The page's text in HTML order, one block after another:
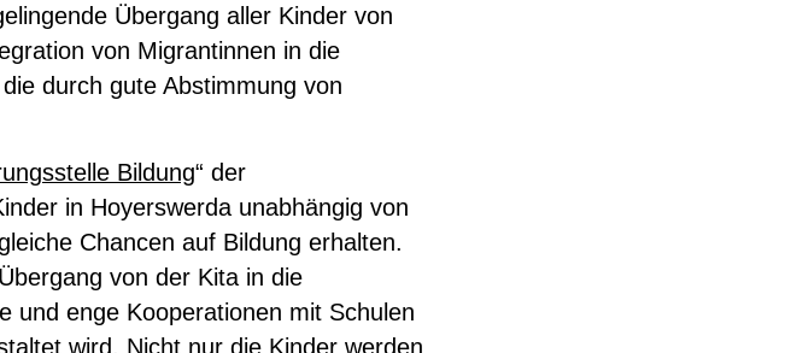
Übergang aller Kinder von
von Migrantinnen in die
durch gute Abstimmung von
Bildung“ der
in Hoyerswerda unabhängig von
Chancen auf Bildung erhalten.
von der Kita in die
und enge Kooperationen mit Schulen
wird. Nicht nur die Kinder werden